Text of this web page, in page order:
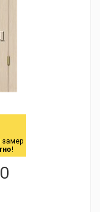
замер